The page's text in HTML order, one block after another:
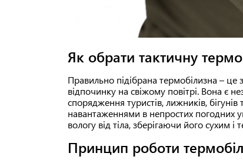
Як обрати тактичну
Правильно підібрана термобілизна –
відпочинку на свіжому повітрі. Вона є
спорядження туристів, лижників,
навантаженнями в непростих погодних
вологу від тіла, зберігаючи його сухим і
Принцип роботи